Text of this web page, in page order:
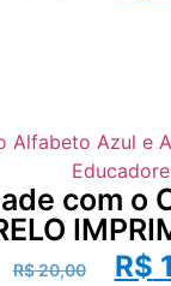
com o
R$20,00 R$